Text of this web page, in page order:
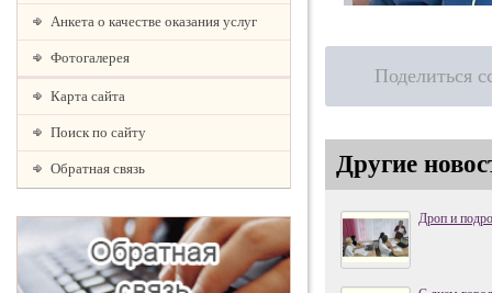
Анкета о качестве оказания услуг
Фотогалерея
Карта сайта
Поиск по сайту
Обратная связь
Поделиться
Другие
Дроп и